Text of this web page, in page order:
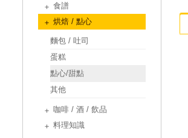
食譜
烘焙 / 點心
麵包 / 吐司
蛋糕
點心/甜點
其他
咖啡 / 酒 / 飲品
料理知識